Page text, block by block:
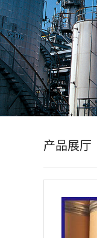
司
介
绍
公
产品展厅